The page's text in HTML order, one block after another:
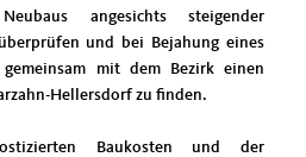
angesichts steigender
und bei Bejahung eines
gemeinsam mit dem Bezirk einen
Hellersdorf zu finden.
Baukosten und der